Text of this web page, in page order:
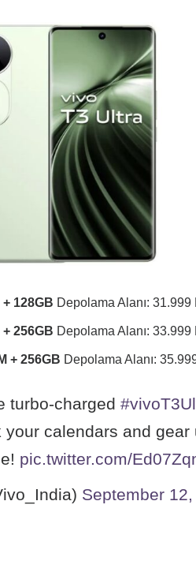
128GB Depolama Alanı: 31.999
256GB Depolama Alanı: 33.999
+ 256GB Depolama Alanı:
turbo-charged
your calendars and gear
pic.twitter.com/
September